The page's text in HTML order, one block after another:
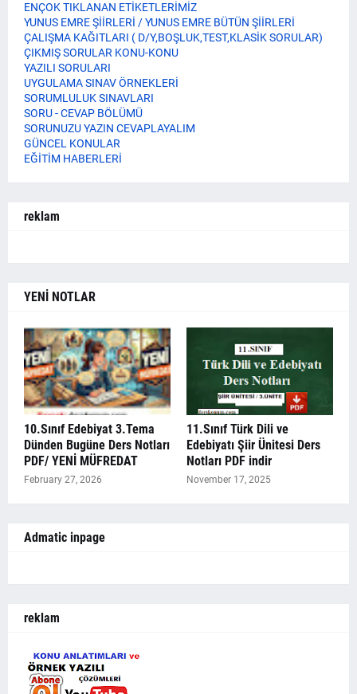
ENÇOK TIKLANAN ETİKETLERİMİZ
YUNUS EMRE ŞİİRLERİ / YUNUS EMRE BÜTÜN ŞİİRLERİ
ÇALIŞMA KAĞITLARI ( D/Y,BOŞLUK,TEST,KLASİK SORULAR)
ÇIKMIŞ SORULAR KONU-KONU
YAZILI SORULARI
UYGULAMA SINAV ÖRNEKLERİ
SORUMLULUK SINAVLARI
SORU - CEVAP BÖLÜMÜ
SORUNUZU YAZIN CEVAPLAYALIM
GÜNCEL KONULAR
EĞİTİM HABERLERİ
reklam
YENİ NOTLAR
10.Sınıf Edebiyat 3.Tema
Dünden Bugüne Ders Notları
PDF/ YENİ MÜFREDAT
February 27, 2026
11.Sınıf Türk Dili ve
Edebiyatı Şiir Ünitesi Ders
Notları PDF indir
November 17, 2025
Admatic inpage
reklam